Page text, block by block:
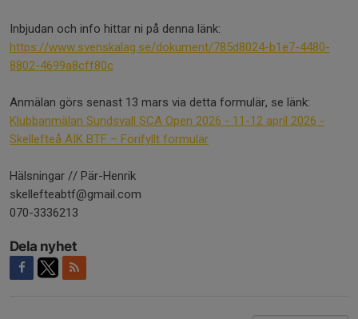
Inbjudan och info hittar ni på denna länk:
https://www.svenskalag.se/dokument/785d8024-b1e7-4480-
8802-4699a8cff80c
Anmälan görs senast 13 mars via detta formulär, se länk:
Klubbanmälan Sundsvall SCA Open 2026 - 11-12 april 2026 -
Skellefteå AIK BTF – Förifyllt formulär
Hälsningar // Pär-Henrik
skellefteabtf@gmail.com
070-3336213
Dela nyhet